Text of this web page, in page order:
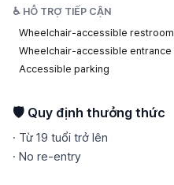
♿ HỖ TRỢ TIẾP CẬN
Wheelchair-accessible restroom
Wheelchair-accessible entrance
Accessible parking
🛡️ Quy định thưởng thức
· Từ 19 tuổi trở lên
· No re-entry